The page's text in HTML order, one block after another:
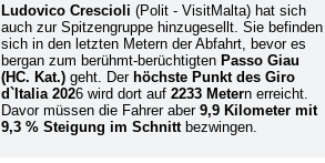
Ludovico Crescioli (Polit - VisitMalta) hat sich
auch zur Spitzengruppe hinzugesellt. Sie befinden
sich in den letzten Metern der Abfahrt, bevor es
bergan zum berühmt-berüchtigten Passo Giau
(HC. Kat.) geht. Der höchste Punkt des Giro
d`Italia 2026 wird dort auf 2233 Metern erreicht.
Davor müssen die Fahrer aber9,9 Kilometer mit
9,3 % Steigung im Schnitt bezwingen.